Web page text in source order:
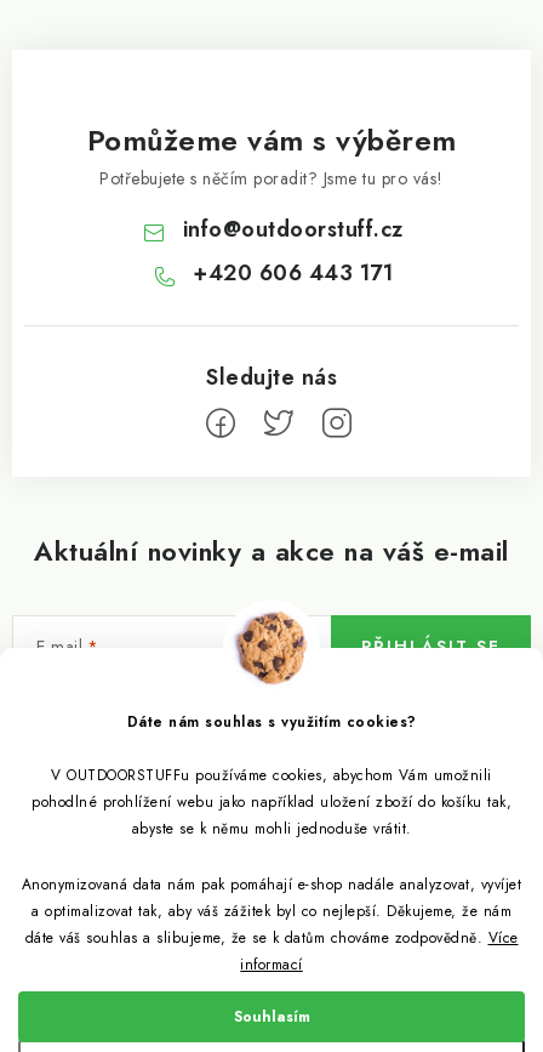
Dáte nám souhlas s využitím cookies?
V OUTDOORSTUFFu používáme cookies, abychom Vám umožnili
pohodlné prohlížení webu jako například uložení zboží do košíku tak,
abyste se k němu mohli jednoduše vrátit.
Anonymizovaná data nám pak pomáhají e-shop nadále analyzovat, vyvíjet
a optimalizovat tak, aby váš zážitek byl co nejlepší. Děkujeme, že nám
dáte váš souhlas a slibujeme, že se k datům chováme zodpovědně. Více
informací
Souhlasím
Aktuální novinky a akce na váš e-mail
E-mail
Vložením e-mailu souhlasíte spodmínkami ochrany osobních údajů
PŘIHLÁSIT SE
Pomůžeme vám s výběrem
Potřebujete s něčím poradit? Jsme tu pro vás!
info@outdoorstuff.cz
+420 606 443 171
Informace pro vás
Outdoor blog
Věrnostní program
Reklamace
Způsob dopravy a platby
Citronela a její účinky
Binchotan a jeho čistící vlastnosti
Outdoor poradna
Udržitelně a s přírodou
Snažíme se co nejlépe jak pro zákazníky, tak pro přírodu